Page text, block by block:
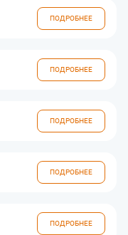
ПОДРОБНЕЕ
ПОДРОБНЕЕ
ПОДРОБНЕЕ
ПОДРОБНЕЕ
ПОДРОБНЕЕ